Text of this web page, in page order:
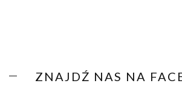
ZNAJDŹ NAS NA